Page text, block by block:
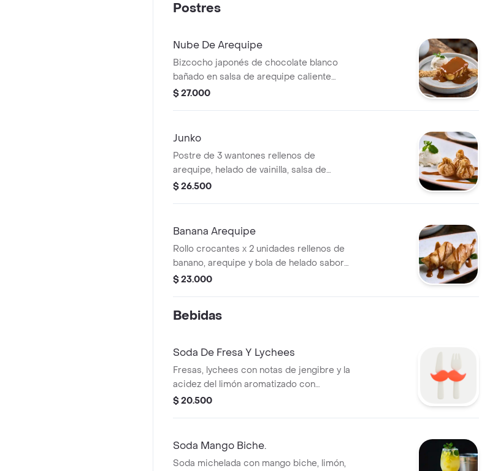
Postres
Nube De Arequipe
Bizcocho japonés de chocolate blanco
bañado en salsa de arequipe caliente
acompañado de helado de vainilla.
$ 27.000
Junko
Postre de 3 wantones rellenos de
arequipe, helado de vainilla, salsa de
caramelo.
$ 26.500
Banana Arequipe
Rollo crocantes x 2 unidades rellenos de
banano, arequipe y bola de helado sabor
a vainilla.
$ 23.000
Bebidas
Soda De Fresa Y Lychees
Fresas, lychees con notas de jengibre y la
acidez del limón aromatizado con
hierbabuena.
$ 20.500
Soda Mango Biche.
Soda michelada con mango biche, limón,